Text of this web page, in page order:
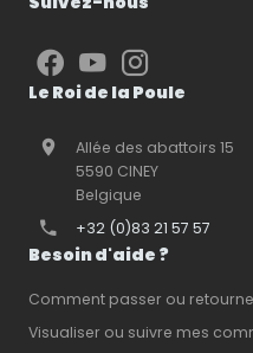
Le Roi de la Poule
Allée des abattoirs 15
5590 CINEY
Belgique
+32 (0)83 21 57 57
Besoin d'aide ?
Comment passer ou
Visualiser ou suivre mes